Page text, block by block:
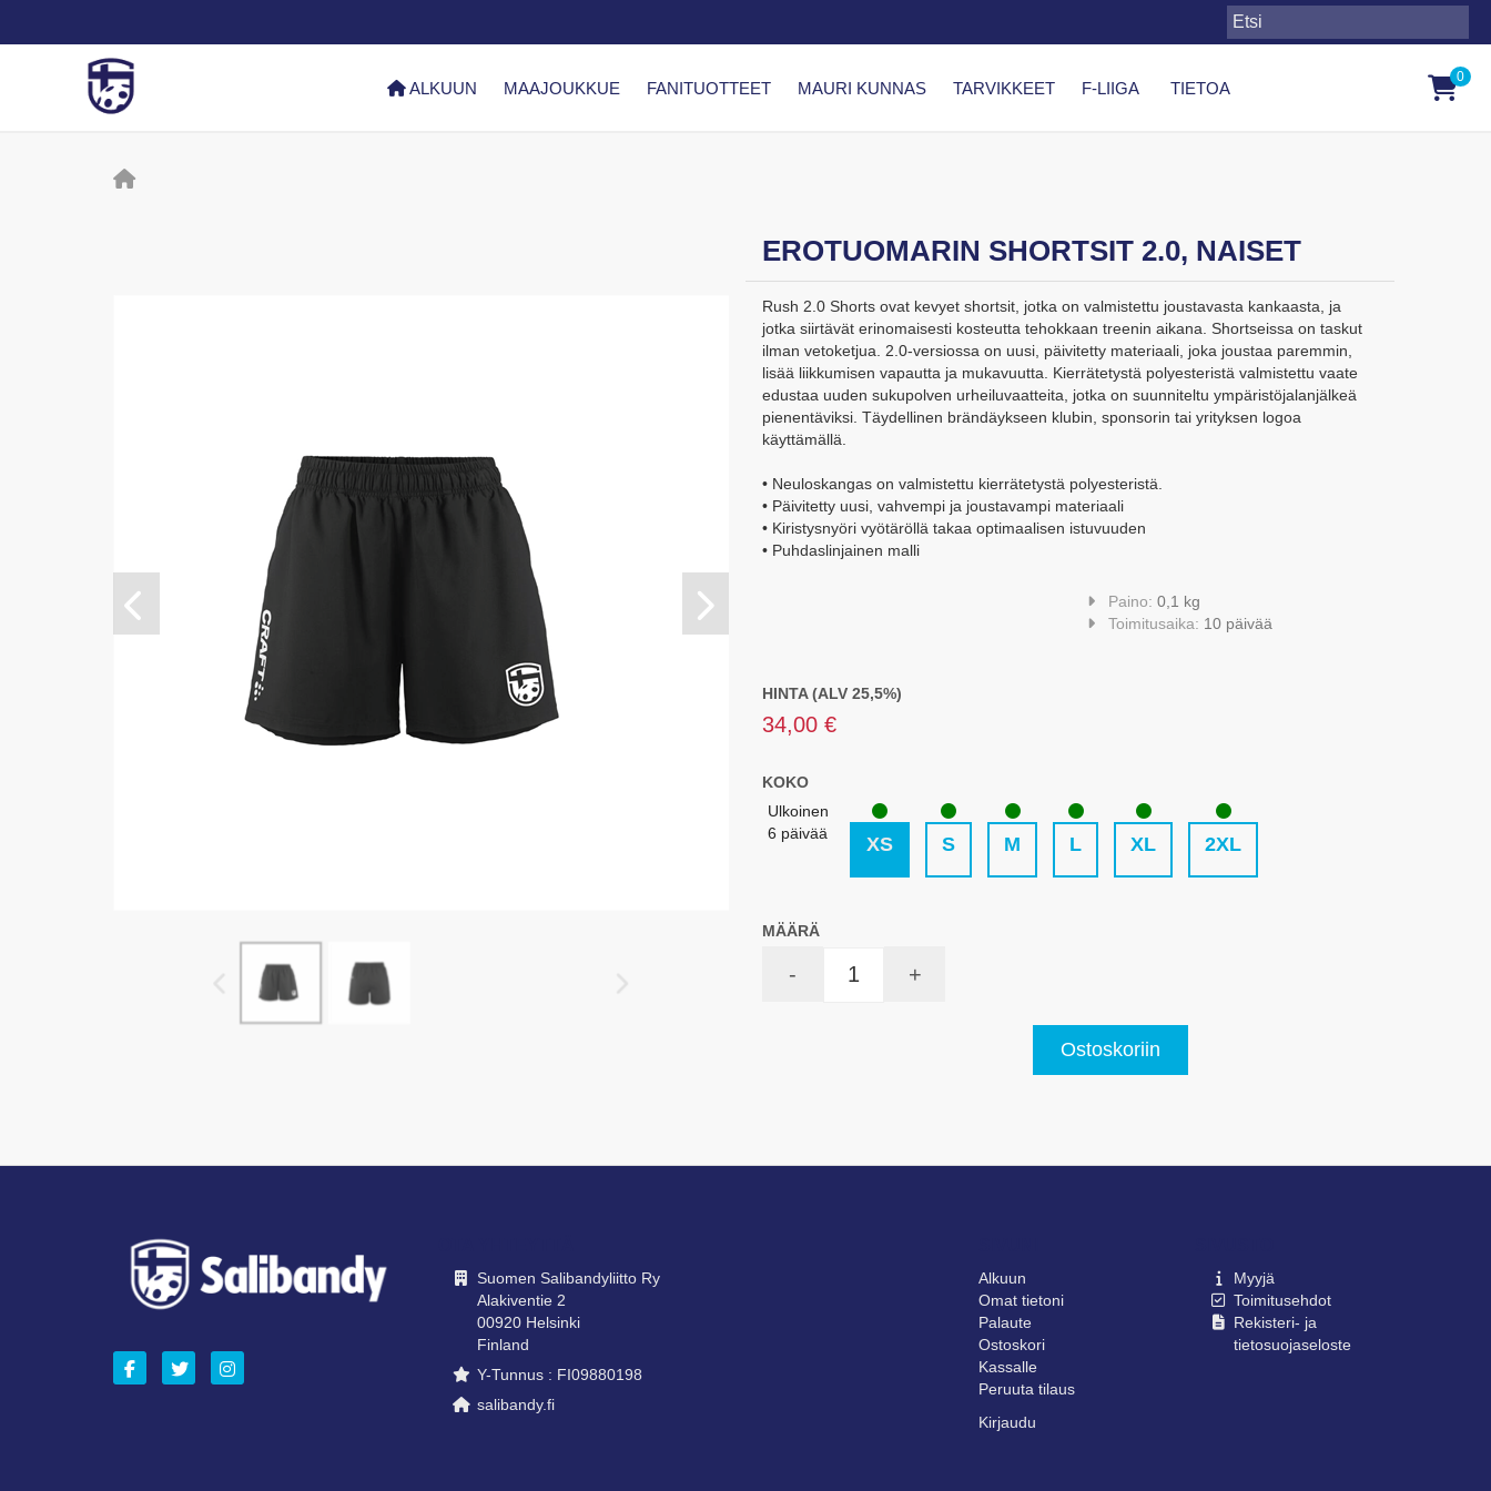
0
ALKUUN MAAJOUKKUE FANITUOTTEET MAURI KUNNAS TARVIKKEET F-LIIGA TIETOA
EROTUOMARIN SHORTSIT 2.0, NAISET
Rush 2.0 Shorts ovat kevyet shortsit, jotka on valmistettu joustavasta kankaasta, ja
jotka siirtävät erinomaisesti kosteutta tehokkaan treenin aikana. Shortseissa on taskut
ilman vetoketjua. 2.0-versiossa on uusi, päivitetty materiaali, joka joustaa paremmin,
lisää liikkumisen vapautta ja mukavuutta. Kierrätetystä polyesteristä valmistettu vaate
edustaa uuden sukupolven urheiluvaatteita, jotka on suunniteltu ympäristöjalanjälkeä
pienentäviksi. Täydellinen brändäykseen klubin, sponsorin tai yrityksen logoa
käyttämällä.
• Neuloskangas on valmistettu kierrätetystä polyesteristä.
• Päivitetty uusi, vahvempi ja joustavampi materiaali
• Kiristysnyöri vyötäröllä takaa optimaalisen istuvuuden
• Puhdaslinjainen malli
Paino: 0,1 kg
Toimitusaika: 10 päivää
HINTA (ALV 25,5%)
34,00 €
KOKO
Ulkoinen
6 päivää
XS S M L XL 2XL
MÄÄRÄ
- +
Ostoskoriin
Suomen Salibandyliitto Ry
Alakiventie 2
00920 Helsinki
Finland
Y-Tunnus : FI09880198
salibandy.fi
Alkuun
Omat tietoni
Palaute
Ostoskori
Kassalle
Peruuta tilaus
Kirjaudu
Myyjä
Toimitusehdot
Rekisteri- ja
tietosuojaseloste